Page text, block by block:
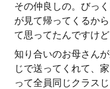
その仲良しの。びっ
が見て帰ってくるか
て思ってたんですけど
知り合いのお母さん
じで送ってくれて、
って全員同じクラス